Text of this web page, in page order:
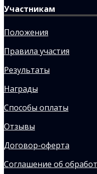
Участникам
Положения
Правила участия
Результаты
Награды
Способы оплаты
Отзывы
Договор-оферта
Соглашение об